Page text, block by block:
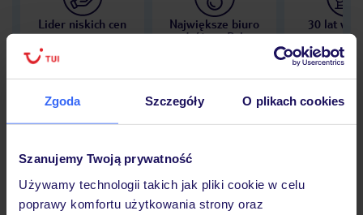
Zgoda Szczegóły O plikach cookies
Szanujemy Twoją prywatność
Używamy technologii takich jak pliki cookie w celu
poprawy komfortu użytkowania strony oraz
Lider niskich cen
Największe biuro
podróży w Polsce
30 lat w
Opinie